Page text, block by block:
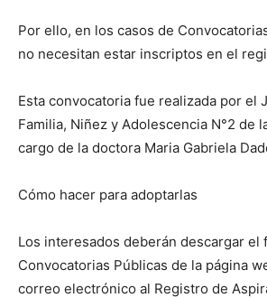
Por ello, en los casos de
no necesitan estar inscriptos en el
Esta convocatoria fue realizada por el
Familia, Niñez y Adolescencia N°2 de
cargo de la doctora Maria Gabriela
Cómo hacer para adoptarlas
Los interesados deberán descargar el
Convocatorias Públicas de la página
correo electrónico al Registro de